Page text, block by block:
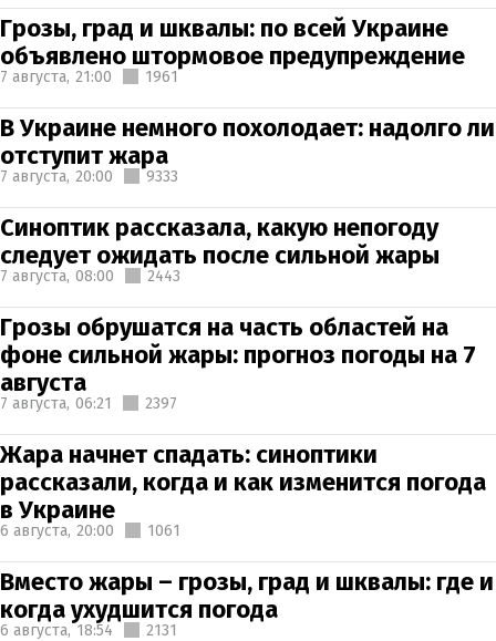
Грозы, град и шквалы: по всей Украине
объявлено штормовое предупреждение
7 августа, 21:00 1961
В Украине немного похолодает: надолго ли
отступит жара
7 августа, 20:00 9333
Синоптик рассказала, какую непогоду
следует ожидать после сильной жары
7 августа, 08:00 2443
Грозы обрушатся на часть областей на
фоне сильной жары: прогноз погоды на 7
августа
7 августа, 06:21 2397
Жара начнет спадать: синоптики
рассказали, когда и как изменится погода
в Украине
6 августа, 20:00 1061
Вместо жары – грозы, град и шквалы: где и
когда ухудшится погода
6 августа, 18:54 2131